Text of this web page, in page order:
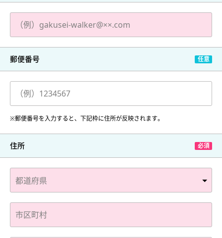
郵便番号
※郵便番号を入力すると、下記枠に住所が反映されます。
住所